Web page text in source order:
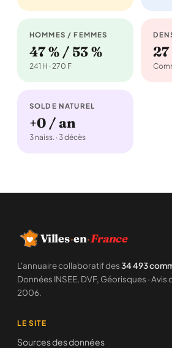
HOMMES / FEMMES
47 % / 53 %
241 H · 270 F
SOLDE NATUREL
+0 / an
3 naiss. · 3 décès
Villes·en·France
L'annuaire collaboratif des34 493
Données INSEE, DVF, Géorisques ·
2006.
LE SITE
Sources des données